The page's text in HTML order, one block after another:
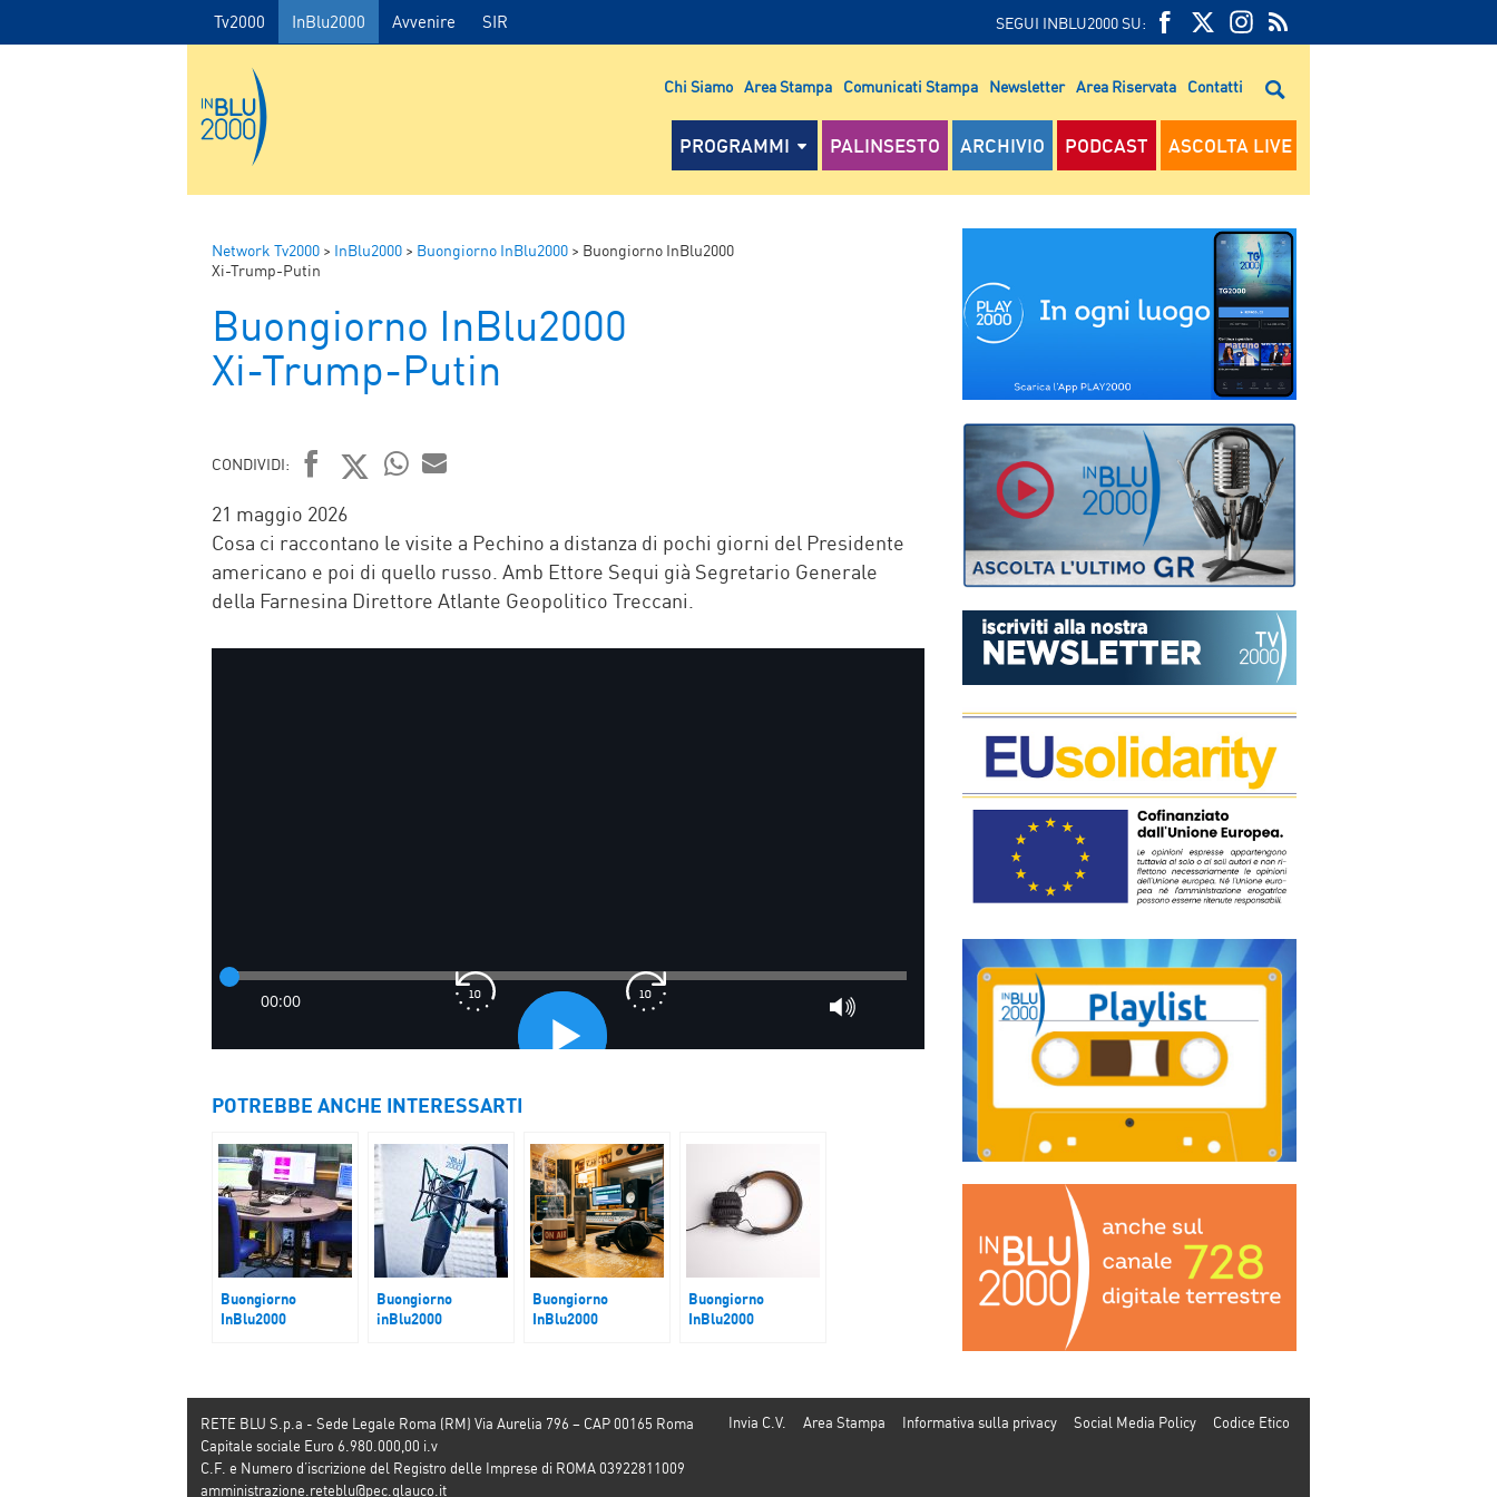
Tv2000 InBlu2000 Avvenire SIR SEGUI INBLU2000 SU:
FEED
RSS
RSS
Chi Siamo Area Stampa Comunicati Stampa Newsletter Area Riservata Contatti
PROGRAMMI PALINSESTO ARCHIVIO PODCAST ASCOLTA LIVE
Network Tv2000 > InBlu2000 > Buongiorno InBlu2000 > Buongiorno InBlu2000
Xi-Trump-Putin
Buongiorno InBlu2000
Xi-Trump-Putin
CONDIVIDI:
FACEBOOK
TWITTER
21 maggio 2026
Cosa ci raccontano le visite a Pechino a distanza di pochi giorni del Presidente
americano e poi di quello russo. Amb Ettore Sequi già Segretario Generale
della Farnesina Direttore Atlante Geopolitico Treccani.
POTREBBE ANCHE INTERESSARTI
Buongiorno
InBlu2000
Buongiorno
inBlu2000
Buongiorno
InBlu2000
Buongiorno
InBlu2000
Invia C.V. Area Stampa Informativa sulla privacy Social Media Policy Codice Etico
RETE BLU S.p.a - Sede Legale Roma (RM) Via Aurelia 796 – CAP 00165 Roma
Capitale sociale Euro 6.980.000,00 i.v
C.F. e Numero d’iscrizione del Registro delle Imprese di ROMA 03922811009
amministrazione.reteblu@pec.glauco.it